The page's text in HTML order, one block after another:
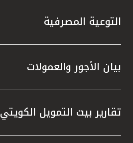
تركيا
مصر
المملكة المتحدة
التوعية المصرفية
بيان الأجور والعمولات
تقارير بيت التمويل الكويتي